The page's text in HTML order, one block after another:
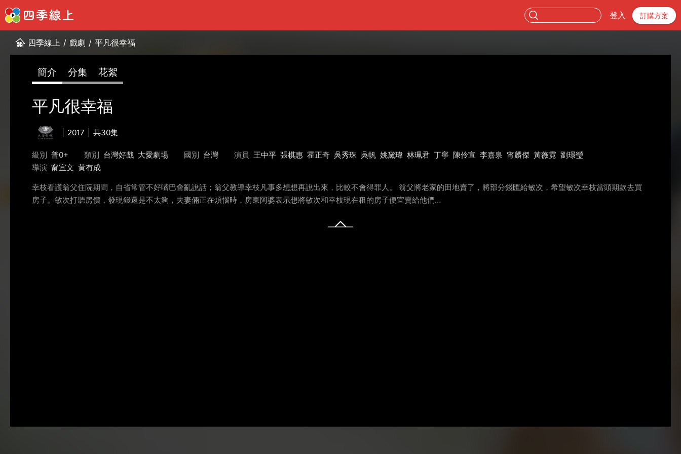
登入 訂購方案
四季線上 / 戲劇 / 平凡很幸福
簡介 分集 花絮
平凡很幸福
2017 共30集
級別 普0+ 類別 台灣好戲 大愛劇場 國別 台灣 演員 王中平 張棋惠 霍正奇 吳秀珠 吳帆 姚黛瑋 林珮君 丁寧 陳伶宣 李嘉泉 甯麟傑 黃薇霓 劉璟瑩
導演 甯宜文 黃有成
幸枝看護翁父住院期間，自省常管不好嘴巴會亂說話；翁父教導幸枝凡事多想想再說出來，比較不會得罪人。 翁父將老家的田地賣了，將部分錢匯給敏次，希望敏次幸枝當頭期款去買
房子。敏次打聽房價，發現錢還是不太夠，夫妻倆正在煩惱時，房東阿婆表示想將敏次和幸枝現在租的房子便宜賣給他們…